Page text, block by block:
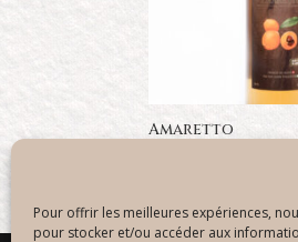
Pour offrir les meilleures expériences,
pour stocker et/ou accéder aux
Amaretto